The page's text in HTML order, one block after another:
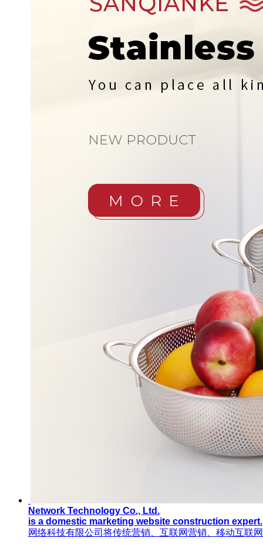
Network Technology Co., Ltd.
is a domestic marketing website construction expert.
网络科技有限公司将传统营销、互联网营销、移动互联